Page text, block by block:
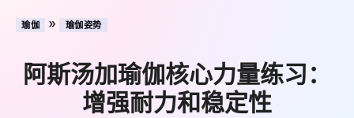
瑜伽 » 瑜伽姿势
阿斯汤加瑜伽核心力量练习：
增强耐力和稳定性